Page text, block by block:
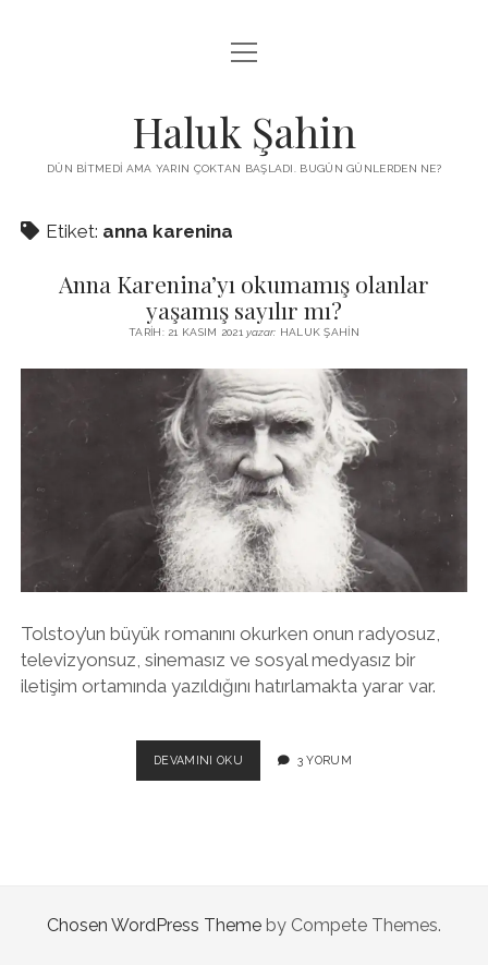
KUTUP YILDIZI
MENDIREK YAZILARI
ADA
İYI YAŞAM VE MUTLULUK ÜZERINE
BABIALI’DE CINAYET
BIZ KIMIZ?
DERS NOTLARI – LECTURE NOTES
MED 532 SPRING ‘25
YAZMADAN EDEMEDIM
HABERLER / NEWS
twitterfacebookinstagram
menüyü
aç
Haluk Şahin
DÜN BITMEDI AMA YARIN ÇOKTAN BAŞLADI. BUGÜN GÜNLERDEN NE?
Etiket: anna karenina
Anna Karenina’yı okumamış olanlar
yaşamış sayılır mı?
TARIH: 21 KASIM 2021yazar: HALUK ŞAHIN
Tolstoy’un büyük romanını okurken onun radyosuz,
televizyonsuz, sinemasız ve sosyal medyasız bir
iletişim ortamında yazıldığını hatırlamakta yarar var.
DEVAMINI OKUANNA
KARENINA’YI
3 YORUM
Chosen WordPress Theme by Compete Themes.